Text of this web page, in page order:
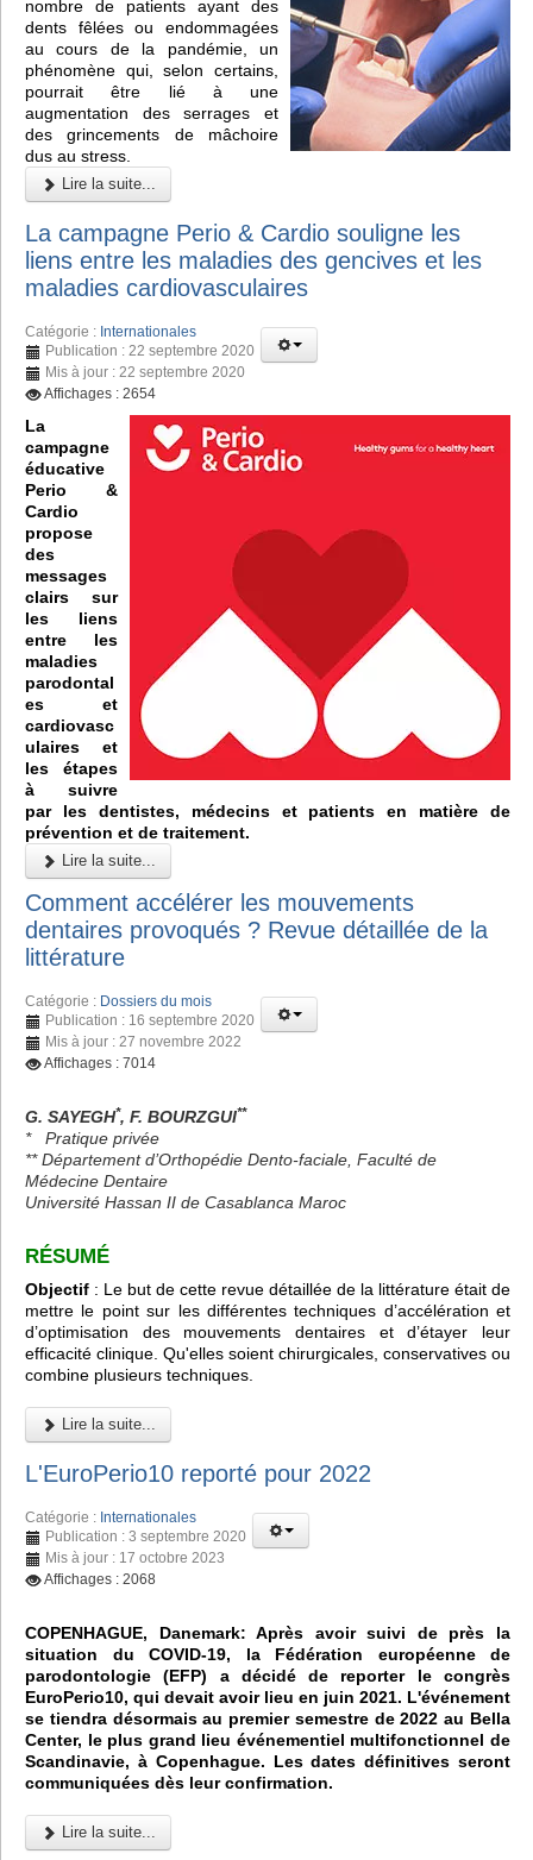
nombre de patients ayant des
dents fêlées ou endommagées
au cours de la pandémie, un
phénomène qui, selon certains,
pourrait être lié à une
augmentation des serrages et
des grincements de mâchoire
dus au stress.
Lire la suite...
La campagne Perio & Cardio souligne les
liens entre les maladies des gencives et les
maladies cardiovasculaires
Catégorie : Internationales
Publication : 22 septembre 2020
Mis à jour : 22 septembre 2020
Affichages : 2654
La
campagne
éducative
Perio &
Cardio
propose
des
messages
clairs sur
les liens
entre les
maladies
parodontal
es et
cardiovasc
ulaires et
les étapes
à suivre
par les dentistes, médecins et patients en matière de
prévention et de traitement.
Lire la suite...
Comment accélérer les mouvements
dentaires provoqués ? Revue détaillée de la
littérature
Catégorie : Dossiers du mois
Publication : 16 septembre 2020
Mis à jour : 27 novembre 2022
Affichages : 7014
G. SAYEGH*, F. BOURZGUI**
*
Pratique privée
** Département d’Orthopédie Dento-faciale, Faculté de
Médecine Dentaire
Université Hassan II de Casablanca Maroc
RÉSUMÉ
Objectif : Le but de cette revue détaillée de la littérature était de
mettre le point sur les différentes techniques d’accélération et
d’optimisation des mouvements dentaires et d’étayer leur
efficacité clinique. Qu'elles soient chirurgicales, conservatives ou
combine plusieurs techniques.
Lire la suite...
L'EuroPerio10 reporté pour 2022
Catégorie : Internationales
Publication : 3 septembre 2020
Mis à jour : 17 octobre 2023
Affichages : 2068
COPENHAGUE, Danemark: Après avoir suivi de près la
situation du COVID-19, la Fédération européenne de
parodontologie (EFP) a décidé de reporter le congrès
EuroPerio10, qui devait avoir lieu en juin 2021. L'événement
se tiendra désormais au premier semestre de 2022 au Bella
Center, le plus grand lieu événementiel multifonctionnel de
Scandinavie, à Copenhague. Les dates définitives seront
communiquées dès leur confirmation.
Lire la suite...